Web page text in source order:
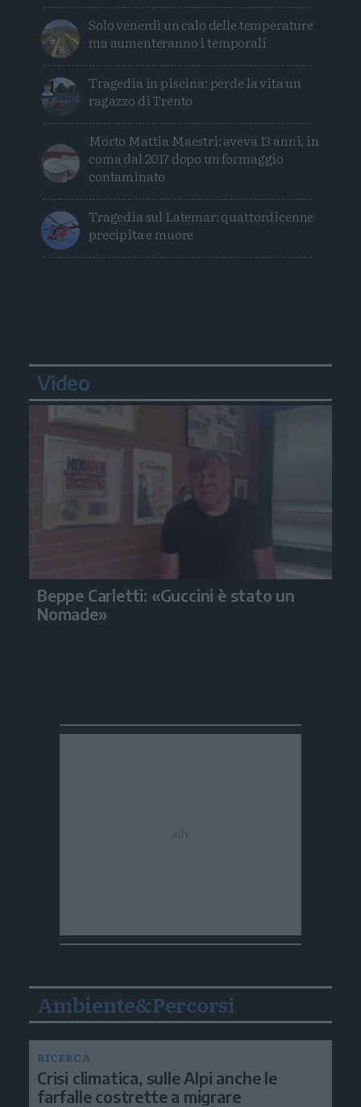
Solo venerdì un calo delle temperature
ma aumenteranno i temporali
Tragedia in piscina: perde la vita un
ragazzo di Trento
Morto Mattia Maestri: aveva 13 anni, in
coma dal 2017 dopo un formaggio
contaminato
Tragedia sul Latemar: quattordicenne
precipita e muore
Video
Beppe Carletti: «Guccini è stato un
Nomade»
Ambiente&Percorsi
RICERCA
Crisi climatica, sulle Alpi anche le
farfalle costrette a migrare